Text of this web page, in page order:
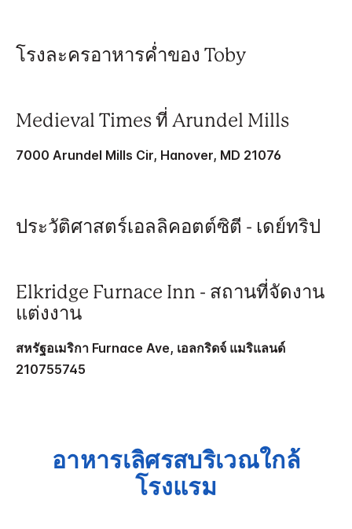
โรงละครอาหารค่ำของ Toby
Medieval Times ที่ Arundel Mills
7000 Arundel Mills Cir, Hanover, MD 21076
ประวัติศาสตร์เอลลิคอตต์ซิตี - เดย์ทริป
Elkridge Furnace Inn - สถานที่จัดงาน
แต่งงาน
สหรัฐอเมริกา Furnace Ave, เอลกริดจ์ แมริแลนด์
210755745
อาหารเลิศรสบริเวณใกล้
โรงแรม